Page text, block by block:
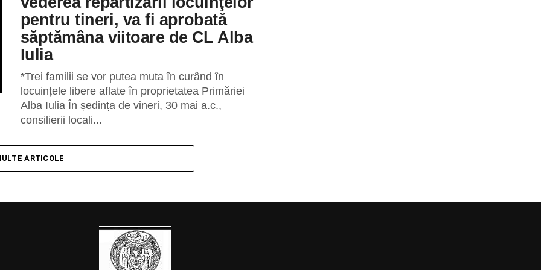
pentru tineri, va fi aprobată
săptămâna viitoare de CL Alba
Iulia
*Trei familii se vor putea muta în curând în
locuințele libere aflate în proprietatea Primăriei
Alba Iulia În ședința de vineri, 30 mai a.c.,
consilierii locali...
ARTICOLE